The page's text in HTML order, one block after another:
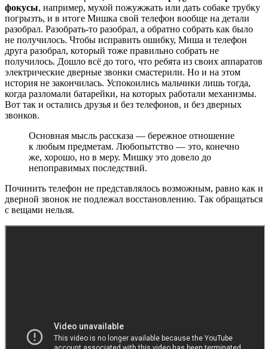
фокусы, например, мухой пожужжать или дать собаке трубку
погрызть, и в итоге Мишка свой телефон вообще на детали
разобрал. Разобрать-то разобрал, а обратно собрать как было
не получилось. Чтобы исправить ошибку, Миша и телефон
друга разобрал, который тоже правильно собрать не
получилось. Дошло всё до того, что ребята из своих аппаратов
электрические дверные звонки смастерили. Но и на этом
история не закончилась. Успокоились мальчики лишь тогда,
когда разломали батарейки, на которых работали механизмы.
Вот так и остались друзья и без телефонов, и без дверных
звонков.
Основная мысль рассказа — бережное отношение
к любым предметам. Любопытство — это, конечно
же, хорошо, но в меру. Мишку это довело до
непоправимых последствий.
Починить телефон не представлялось возможным, равно как и
дверной звонок не подлежал восстановлению. Так обращаться
с вещами нельзя.